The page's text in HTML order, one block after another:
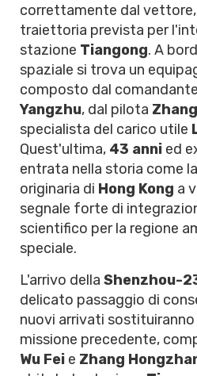
correttamente dal
traiettoria prevista per
stazione Tiangong. A
spaziale si trova un
composto dal
Yangzhu, dal pilota
specialista del carico utile
Quest'ultima, 43 anni ed
entrata nella storia come
originaria di Hong Kong a
segnale forte di
scientifico per la regione
speciale.
L'arrivo della Shenzhou-
delicato passaggio di
nuovi arrivati
missione precedente,
Wu Fei e Zhang